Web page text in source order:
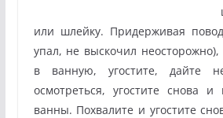
или шлейку. Придерживая
упал, не выскочил
в ванную, угостите, дайте
осмотреться, угостите снова и
ванны. Похвалите и угостите